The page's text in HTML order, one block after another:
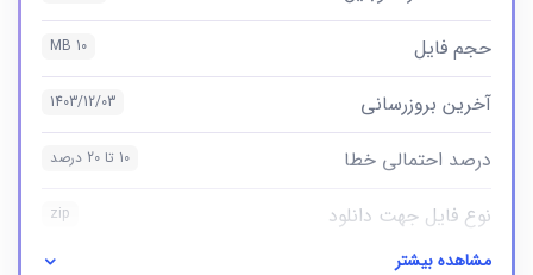
حجم فایل 10 MB
آخرین بروزرسانی 1403/12/03
درصد احتمالی خطا 10 تا 20 درصد
نوع فایل جهت دانلود zip
بانک شماره موبایل مشاهده بیشتر